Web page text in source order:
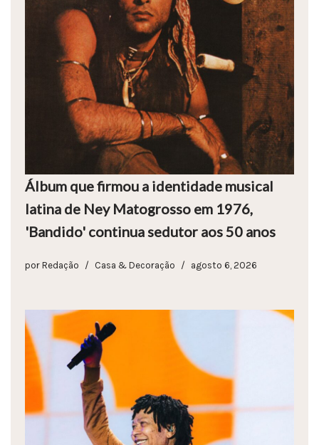
Álbum que firmou a identidade musical
latina de Ney Matogrosso em 1976,
'Bandido' continua sedutor aos 50 anos
por Redação Casa & Decoração agosto 6, 2026